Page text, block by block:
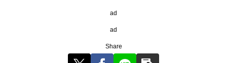
ad
ad
Share